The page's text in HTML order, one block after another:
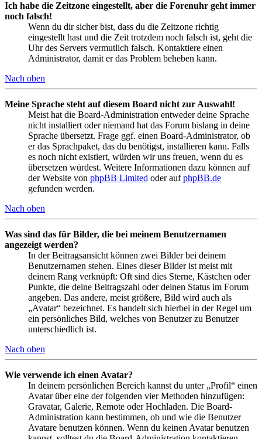
Ich habe die Zeitzone eingestellt, aber die Forenuhr geht immer
noch falsch!
Wenn du dir sicher bist, dass du die Zeitzone richtig
eingestellt hast und die Zeit trotzdem noch falsch ist, geht die
Uhr des Servers vermutlich falsch. Kontaktiere einen
Administrator, damit er das Problem beheben kann.
Nach oben
Meine Sprache steht auf diesem Board nicht zur Auswahl!
Meist hat die Board-Administration entweder deine Sprache
nicht installiert oder niemand hat das Forum bislang in deine
Sprache übersetzt. Frage ggf. einen Board-Administrator, ob
er das Sprachpaket, das du benötigst, installieren kann. Falls
es noch nicht existiert, würden wir uns freuen, wenn du es
übersetzen würdest. Weitere Informationen dazu können auf
der Website von phpBB Limited oder aufphpBB.de
gefunden werden.
Nach oben
Was sind das für Bilder, die bei meinem Benutzernamen
angezeigt werden?
In der Beitragsansicht können zwei Bilder bei deinem
Benutzernamen stehen. Eines dieser Bilder ist meist mit
deinem Rang verknüpft: Oft sind dies Sterne, Kästchen oder
Punkte, die deine Beitragszahl oder deinen Status im Forum
angeben. Das andere, meist größere, Bild wird auch als
„Avatar“ bezeichnet. Es handelt sich hierbei in der Regel um
ein persönliches Bild, welches von Benutzer zu Benutzer
unterschiedlich ist.
Nach oben
Wie verwende ich einen Avatar?
In deinem persönlichen Bereich kannst du unter „Profil“ einen
Avatar über eine der folgenden vier Methoden hinzufügen:
Gravatar, Galerie, Remote oder Hochladen. Die Board-
Administration kann bestimmen, ob und wie die Benutzer
Avatare benutzen können. Wenn du keinen Avatar benutzen